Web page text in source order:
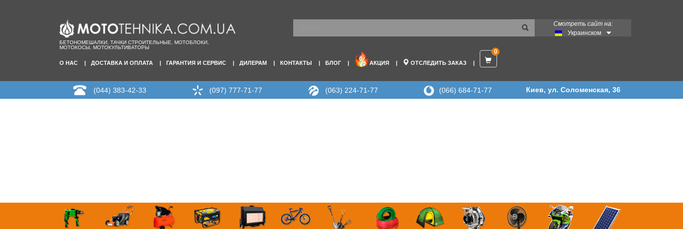
БЕТОНОМЕШАЛКИ, ТАЧКИ СТРОИТЕЛЬНЫЕ, МОТОБЛОКИ,
МОТОКОСЫ, МОТОКУЛЬТИВАТОРЫ
Смотреть сайт на:
Украинском
О НАС ДОСТАВКА И ОПЛАТА ГАРАНТИЯ И СЕРВИС ДИЛЕРАМ КОНТАКТЫ БЛОГ АКЦИЯ ОТСЛЕДИТЬ ЗАКАЗ
0
(044) 383-42-33 (097) 777-71-77 (063) 224-71-77 (066) 684-71-77 Киев, ул. Соломенская, 36